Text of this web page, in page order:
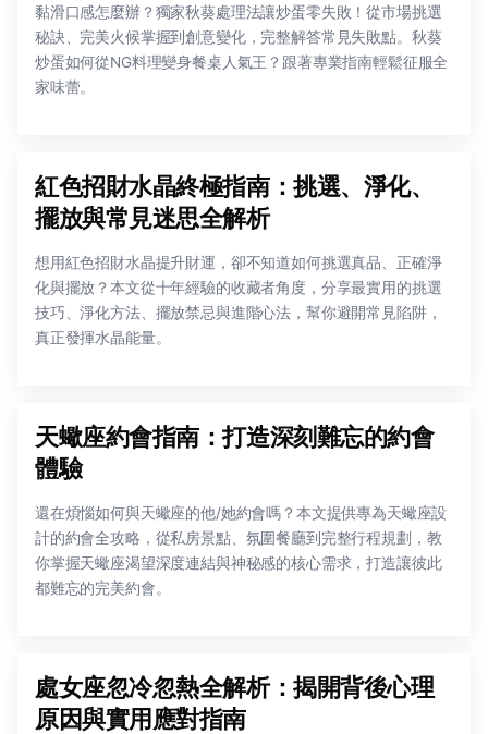
黏滑口感怎麼辦？獨家秋葵處理法讓炒蛋零失敗！從市場挑選
秘訣、完美火候掌握到創意變化，完整解答常見失敗點。秋葵
炒蛋如何從NG料理變身餐桌人氣王？跟著專業指南輕鬆征服全
家味蕾。
紅色招財水晶終極指南：挑選、淨化、
擺放與常見迷思全解析
想用紅色招財水晶提升財運，卻不知道如何挑選真品、正確淨
化與擺放？本文從十年經驗的收藏者角度，分享最實用的挑選
技巧、淨化方法、擺放禁忌與進階心法，幫你避開常見陷阱，
真正發揮水晶能量。
天蠍座約會指南：打造深刻難忘的約會
體驗
還在煩惱如何與天蠍座的他/她約會嗎？本文提供專為天蠍座設
計的約會全攻略，從私房景點、氛圍餐廳到完整行程規劃，教
你掌握天蠍座渴望深度連結與神秘感的核心需求，打造讓彼此
都難忘的完美約會。
處女座忽冷忽熱全解析：揭開背後心理
原因與實用應對指南